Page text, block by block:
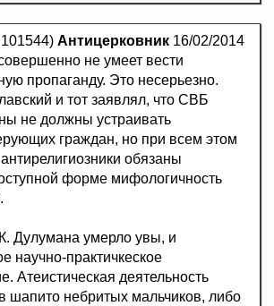
Антицерковник 16/02/2014
не умеет вести
пропаганду. Это несерьезно.
и тот заявлял, что СВБ
не должны устраивать
граждан, но при всем этом
обязаны
форме мифологичность
Дулумана умерло увы, и
научно-практичкеское
Атеистическая деятельность
шапито небритых мальчиков, либо